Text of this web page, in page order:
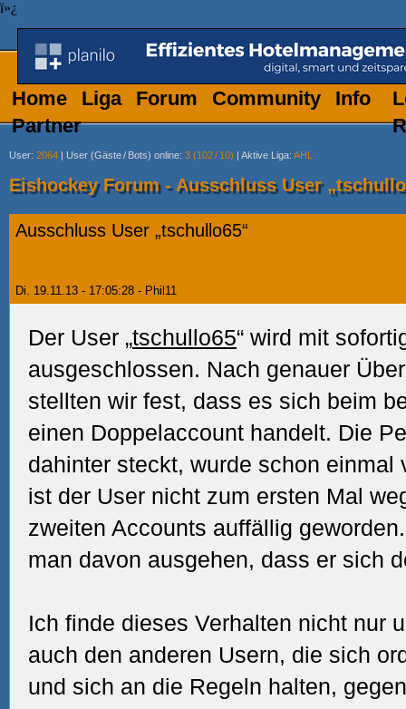
ï»¿
Home Liga Forum Community
Info
Partner
User: 2064 | User (Gäste/ Bots) online: 3 (102/ 10) | Aktive Liga: AHL
Eishockey Forum - Ausschluss User
Ausschluss User „tschullo65“
Di. 19.11.13 - 17:05:28 - Phil11
Der User „tschullo65“ wird mit
ausgeschlossen. Nach genauer
stellten wir fest, dass es sich beim
einen Doppelaccount handelt. Die
dahinter steckt, wurde schon einmal
ist der User nicht zum ersten Mal
zweiten Accounts auffällig
man davon ausgehen, dass er sich
Ich finde dieses Verhalten nicht nur
auch den anderen Usern, die sich
und sich an die Regeln halten,